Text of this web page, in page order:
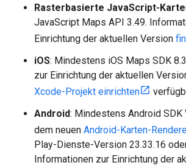
Rasterbasierte JavaScript-
JavaScript Maps API 3.49.
Einrichtung der aktuellen Version
iOS: Mindestens iOS Maps SDK
zur Einrichtung der aktuellen
Xcode-Projekt einrichten
Android: Mindestens Android SDK
dem neuen Android-Karten-
Play-Dienste-Version 23.33.16
Informationen zur Einrichtung der